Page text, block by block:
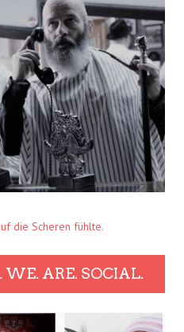
die Scheren fühlte.
ARE. SOCIAL.